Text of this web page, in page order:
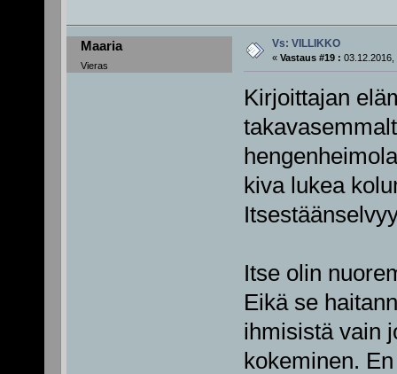
Maaria
Vieras
Vs: VILLIKKO
« Vastaus #19 : 03.12.2016,
Kirjoittajan
kiva lukea
Itse olin
Eikä se
ihmisistä vain
kokeminen.